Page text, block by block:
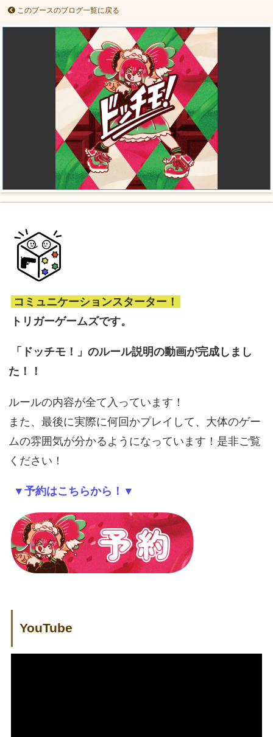
このブースのブログ一覧に戻る
コミュニケーションスターター！
トリガーゲームズです。
「ドッチモ！」のルール説明の動画が完成しまし
た！！
ルールの内容が全て入っています！
また、最後に実際に何回かプレイして、大体のゲー
ムの雰囲気が分かるようになっています！是非ご覧
ください！
▼予約はこちらから！▼
YouTube